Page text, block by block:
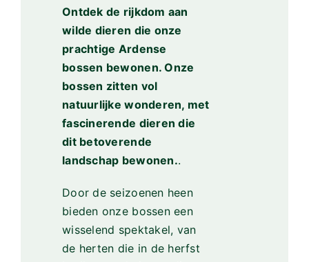
Ontdek de rijkdom aan
wilde dieren die onze
prachtige Ardense
bossen bewonen. Onze
bossen zitten vol
natuurlijke wonderen, met
fascinerende dieren die
dit betoverende
landschap bewonen..
Door de seizoenen heen
bieden onze bossen een
wisselend spektakel, van
de herten die in de herfst